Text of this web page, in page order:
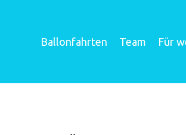
Ballonfahrten Team Für